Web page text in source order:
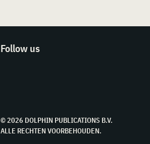
Follow us
© 2026 DOLPHIN PUBLICATIONS B.V.
ALLE RECHTEN VOORBEHOUDEN.